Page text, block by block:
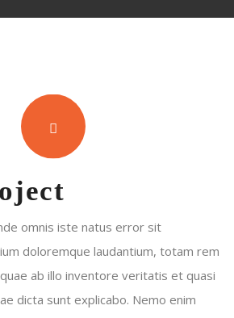
omnis iste natus error sit
doloremque laudantium, totam rem
ab illo inventore veritatis et quasi
dicta sunt explicabo. Nemo enim